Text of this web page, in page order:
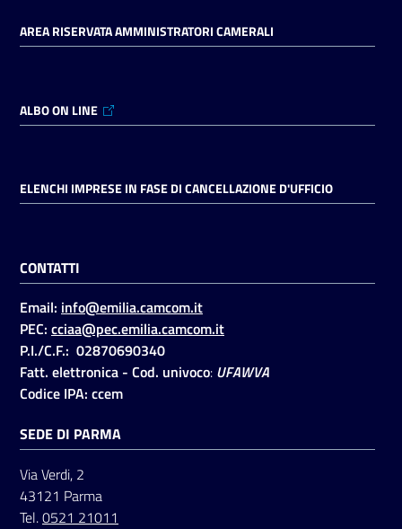
AREA RISERVATA AMMINISTRATORI CAMERALI
ALBO ON LINE
ELENCHI IMPRESE IN FASE DI CANCELLAZIONE D'UFFICIO
CONTATTI
Email: info@emilia.camcom.it
PEC: cciaa@pec.emilia.camcom.it
P.I./C.F.: 02870690340
Fatt. elettronica - Cod. univoco: UFAWVA
Codice IPA: ccem
SEDE DI PARMA
Via Verdi, 2
43121 Parma
Tel.0521 21011